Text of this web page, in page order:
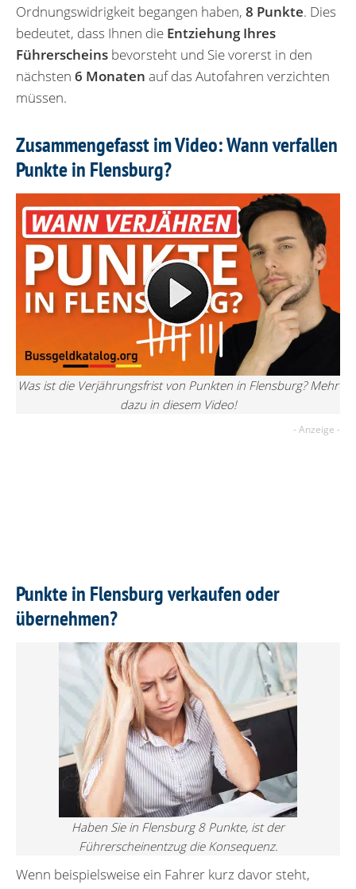
Ordnungswidrigkeit begangen haben, 8 Punkte. Dies
bedeutet, dass Ihnen die Entziehung Ihres
Führerscheins bevorsteht und Sie vorerst in den
nächsten 6 Monaten auf das Autofahren verzichten
müssen.
Zusammengefasst im Video: Wann verfallen
Punkte in Flensburg?
Was ist die Verjährungsfrist von Punkten in Flensburg? Mehr
dazu in diesem Video!
Punkte in Flensburg verkaufen oder
übernehmen?
Haben Sie in Flensburg 8 Punkte, ist der
Führerscheinentzug die Konsequenz.
Wenn beispielsweise ein Fahrer kurz davor steht,